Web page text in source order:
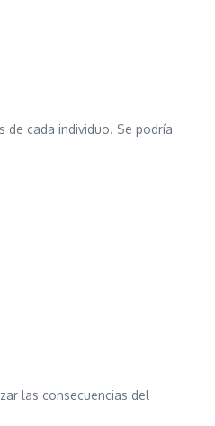
de cada individuo. Se podría
las consecuencias del